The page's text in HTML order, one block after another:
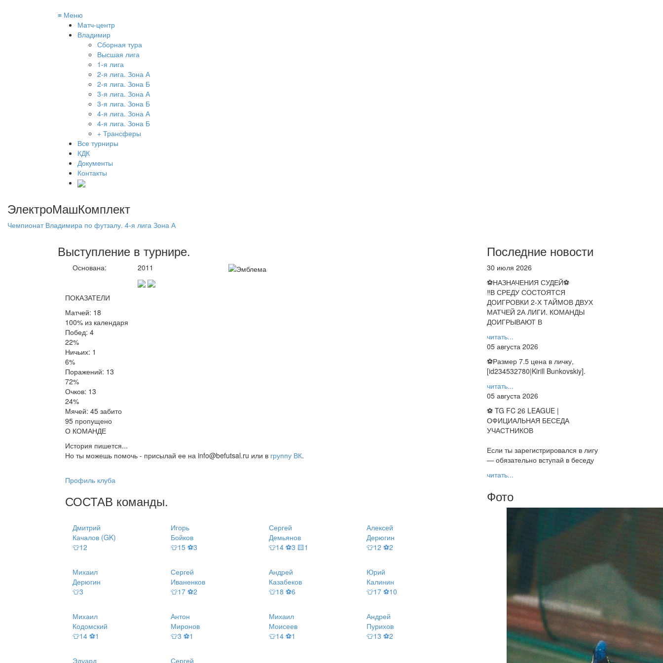
≡ Меню
Матч-центр
Владимир
Сборная тура
Высшая лига
1-я лига
2-я лига. Зона А
2-я лига. Зона Б
3-я лига. Зона А
3-я лига. Зона Б
4-я лига. Зона А
4-я лига. Зона Б
+ Трансферы
Все турниры
КДК
Документы
Контакты
ЭлектроМашКомплект
Чемпионат Владимира по футзалу. 4-я лига Зона А
Выступление в турнире.
Основана: 2011
ПОКАЗАТЕЛИ
Матчей: 18
100% из календаря
Побед: 4
22%
Ничьих: 1
6%
Поражений: 13
72%
Очков: 13
24%
Мячей: 45 забито
95 пропущено
О КОМАНДЕ
История пишется...
Но ты можешь помочь - присылай ее на info@befutsal.ru или в группу ВК.
Профиль клуба
СОСТАВ команды.
Дмитрий
Качалов (GK)
👕12
Игорь
Бойков
👕15 ⚽3
Сергей
Демьянов
👕14 ⚽3 🟨1
Алексей
Дерюгин
👕12 ⚽2
Михаил
Дерюгин
👕3
Сергей
Иваненков
👕17 ⚽2
Андрей
Казабеков
👕18 ⚽6
Юрий
Калинин
👕17 ⚽10
Михаил
Кодомский
👕14 ⚽1
Антон
Миронов
👕3 ⚽1
Михаил
Моисеев
👕14 ⚽1
Андрей
Пурихов
👕13 ⚽2
Эдуард
Сергей
Последние новости
30 июля 2026
⚽НАЗНАЧЕНИЯ СУДЕЙ⚽
‼В СРЕДУ СОСТОЯТСЯ
ДОИГРОВКИ 2-Х ТАЙМОВ ДВУХ
МАТЧЕЙ 2А ЛИГИ. КОМАНДЫ
ДОИГРЫВАЮТ В
читать...
05 августа 2026
⚽️Размер 7.5 цена в личку,
[id234532780|Kirill Bunkovskiy].
читать...
05 августа 2026
⚽ TG FC 26 LEAGUE |
ОФИЦИАЛЬНАЯ БЕСЕДА
УЧАСТНИКОВ
Если ты зарегистрировался в лигу
— обязательно вступай в беседу
читать...
Фото